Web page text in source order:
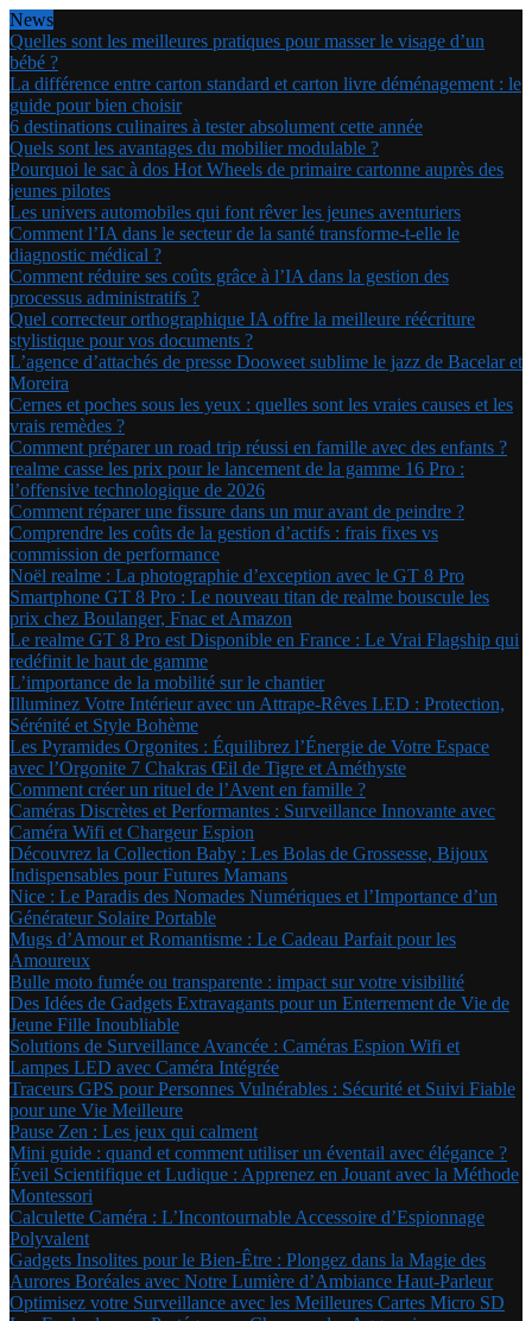
News
Quelles sont les meilleures pratiques pour masser le visage d’un
bébé ?
La différence entre carton standard et carton livre déménagement : le
guide pour bien choisir
6 destinations culinaires à tester absolument cette année
Quels sont les avantages du mobilier modulable ?
Pourquoi le sac à dos Hot Wheels de primaire cartonne auprès des
jeunes pilotes
Les univers automobiles qui font rêver les jeunes aventuriers
Comment l’IA dans le secteur de la santé transforme-t-elle le
diagnostic médical ?
Comment réduire ses coûts grâce à l’IA dans la gestion des
processus administratifs ?
Quel correcteur orthographique IA offre la meilleure réécriture
stylistique pour vos documents ?
L’agence d’attachés de presse Dooweet sublime le jazz de Bacelar et
Moreira
Cernes et poches sous les yeux : quelles sont les vraies causes et les
vrais remèdes ?
Comment préparer un road trip réussi en famille avec des enfants ?
realme casse les prix pour le lancement de la gamme 16 Pro :
l’offensive technologique de 2026
Comment réparer une fissure dans un mur avant de peindre ?
Comprendre les coûts de la gestion d’actifs : frais fixes vs
commission de performance
Noël realme : La photographie d’exception avec le GT 8 Pro
Smartphone GT 8 Pro : Le nouveau titan de realme bouscule les
prix chez Boulanger, Fnac et Amazon
Le realme GT 8 Pro est Disponible en France : Le Vrai Flagship qui
redéfinit le haut de gamme
L’importance de la mobilité sur le chantier
Illuminez Votre Intérieur avec un Attrape-Rêves LED : Protection,
Sérénité et Style Bohème
Les Pyramides Orgonites : Équilibrez l’Énergie de Votre Espace
avec l’Orgonite 7 Chakras Œil de Tigre et Améthyste
Comment créer un rituel de l’Avent en famille ?
Caméras Discrètes et Performantes : Surveillance Innovante avec
Caméra Wifi et Chargeur Espion
Découvrez la Collection Baby : Les Bolas de Grossesse, Bijoux
Indispensables pour Futures Mamans
Nice : Le Paradis des Nomades Numériques et l’Importance d’un
Générateur Solaire Portable
Mugs d’Amour et Romantisme : Le Cadeau Parfait pour les
Amoureux
Bulle moto fumée ou transparente : impact sur votre visibilité
Des Idées de Gadgets Extravagants pour un Enterrement de Vie de
Jeune Fille Inoubliable
Solutions de Surveillance Avancée : Caméras Espion Wifi et
Lampes LED avec Caméra Intégrée
Traceurs GPS pour Personnes Vulnérables : Sécurité et Suivi Fiable
pour une Vie Meilleure
Pause Zen : Les jeux qui calment
Mini guide : quand et comment utiliser un éventail avec élégance ?
Éveil Scientifique et Ludique : Apprenez en Jouant avec la Méthode
Montessori
Calculette Caméra : L’Incontournable Accessoire d’Espionnage
Polyvalent
Gadgets Insolites pour le Bien-Être : Plongez dans la Magie des
Aurores Boréales avec Notre Lumière d’Ambiance Haut-Parleur
Optimisez votre Surveillance avec les Meilleures Cartes Micro SD